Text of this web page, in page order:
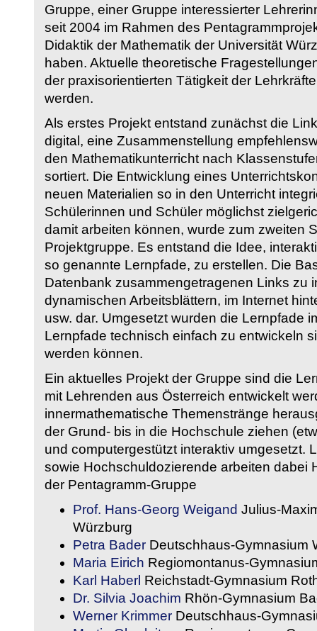
Gruppe, einer Gruppe interessierter
seit 2004 im Rahmen des
Didaktik der Mathematik der Universität
haben. Aktuelle theoretische
der praxisorientierten Tätigkeit der
werden.
Als erstes Projekt entstand zunächst die
digital, eine Zusammenstellung
den Mathematikunterricht nach
sortiert. Die Entwicklung eines
neuen Materialien so in den Unterricht
Schülerinnen und Schüler möglichst
damit arbeiten können, wurde zum zweiten
Projektgruppe. Es entstand die Idee,
so genannte Lernpfade, zu erstellen. Die
Datenbank zusammengetragenen Links zu
dynamischen Arbeitsblättern, im Internet
usw. dar. Umgesetzt wurden die Lernpfade
Lernpfade technisch einfach zu entwickeln
werden können.
Ein aktuelles Projekt der Gruppe sind die
mit Lehrenden aus Österreich entwickelt
innermathematische Themenstränge
der Grund- bis in die Hochschule ziehen
und computergestützt interaktiv umgesetzt.
sowie Hochschuldozierende arbeiten dabei
der Pentagramm-Gruppe
Prof. Hans-Georg Weigand Julius-
Würzburg
Petra Bader Deutschhaus-Gymnasium
Maria Eirich Regiomontanus-
Karl Haberl Reichstadt-Gymnasium
Dr. Silvia Joachim Rhön-Gymnasium
Werner Krimmer Deutschhaus-